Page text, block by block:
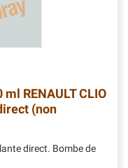
RENAULT CLIO
(non
direct. Bombe de